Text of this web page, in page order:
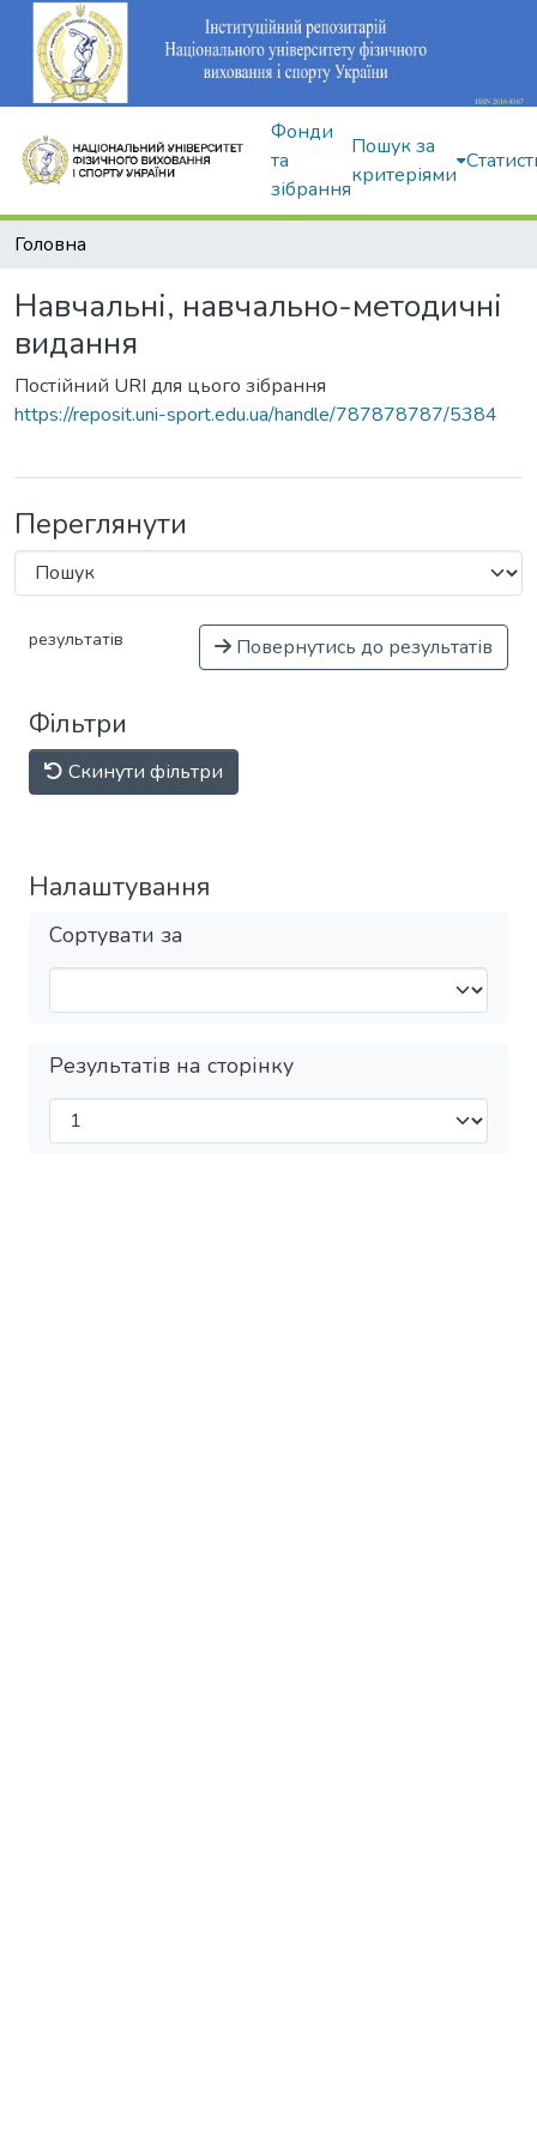
Фонди
та
зібрання
Пошук за
критеріями
Головна
Навчальні, навчально-методичні
видання
Постійний URI для цього зібрання
https://reposit.uni-sport.edu.ua/handle/787878787/5384
Переглянути
результатів Повернутись до результатів
Фільтри
Скинути фільтри
Налаштування
Сортувати за
Результатів на сторінку